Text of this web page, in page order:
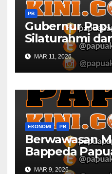
PB
Gubernur
Silaturahmi
Bersama DPR
Mendagri di
MAR 11, 2026
EKONOMI PB
Berwawasan
Bappeda
Konsultasi
MAR 9, 2026